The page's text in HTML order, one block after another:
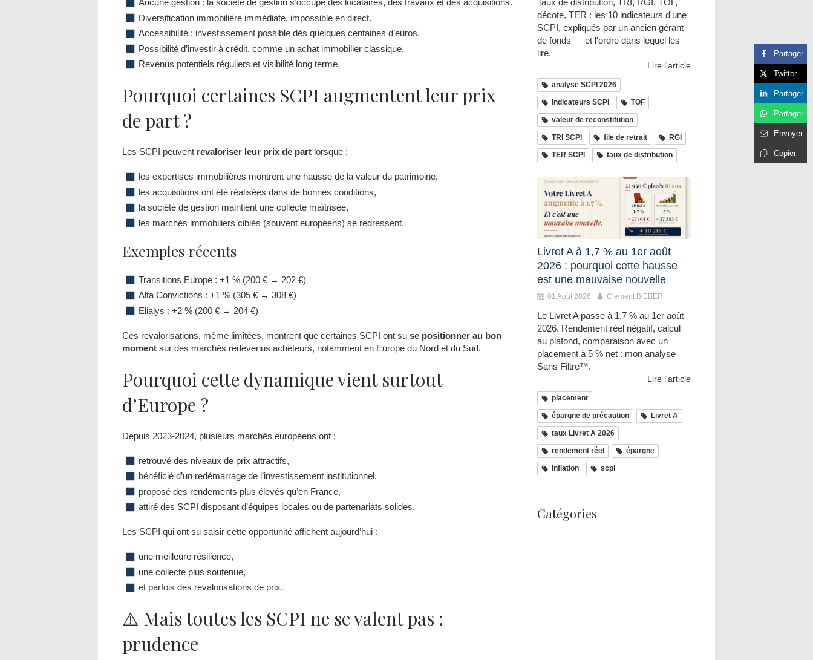
Aucune gestion : la société de gestion s’occupe des locataires, des travaux et des acquisitions.
Diversification immobilière immédiate, impossible en direct.
Accessibilité : investissement possible dès quelques centaines d’euros.
Possibilité d’investir à crédit, comme un achat immobilier classique.
Revenus potentiels réguliers et visibilité long terme.
Pourquoi certaines SCPI augmentent leur prix
de part ?
Les SCPI peuvent revaloriser leur prix de part lorsque :
les expertises immobilières montrent une hausse de la valeur du patrimoine,
les acquisitions ont été réalisées dans de bonnes conditions,
la société de gestion maintient une collecte maîtrisée,
les marchés immobiliers ciblés (souvent européens) se redressent.
Exemples récents
Transitions Europe : +1 % (200 € → 202 €)
Alta Convictions : +1 % (305 € → 308 €)
Elialys : +2 % (200 € → 204 €)
Ces revalorisations, même limitées, montrent que certaines SCPI ont su se positionner au bon
moment sur des marchés redevenus acheteurs, notamment en Europe du Nord et du Sud.
Pourquoi cette dynamique vient surtout
d’Europe ?
Depuis 2023-2024, plusieurs marchés européens ont :
retrouvé des niveaux de prix attractifs,
bénéficié d’un redémarrage de l’investissement institutionnel,
proposé des rendements plus élevés qu’en France,
attiré des SCPI disposant d’équipes locales ou de partenariats solides.
Les SCPI qui ont su saisir cette opportunité affichent aujourd’hui :
une meilleure résilience,
une collecte plus soutenue,
et parfois des revalorisations de prix.
⚠️ Mais toutes les SCPI ne se valent pas :
prudence
Partager
Twitter
Partager
Partager
Envoyer
Copier
Taux de distribution, TRI, RGI, TOF,
décote, TER : les 10 indicateurs d'une
SCPI, expliqués par un ancien gérant
de fonds — et l'ordre dans lequel les
lire.
Lire l'article
analyse SCPI 2026
indicateurs SCPI TOF
valeur de reconstitution
TRI SCPI file de retrait RGI
TER SCPI taux de distribution
Livret A à 1,7 % au 1er août
2026 : pourquoi cette hausse
est une mauvaise nouvelle
01 Août 2026 Clément BIEBER
Le Livret A passe à 1,7 % au 1er août
2026. Rendement réel négatif, calcul
au plafond, comparaison avec un
placement à 5 % net : mon analyse
Sans Filtre™.
Lire l'article
placement
épargne de précaution Livret A
taux Livret A 2026
rendement réel épargne
inflation scpi
Catégories